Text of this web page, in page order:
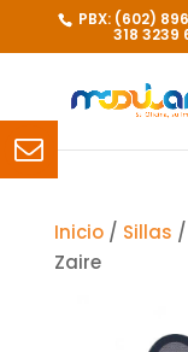
PBX: (602)
318 3239
Inicio/ Sillas /
Zaire